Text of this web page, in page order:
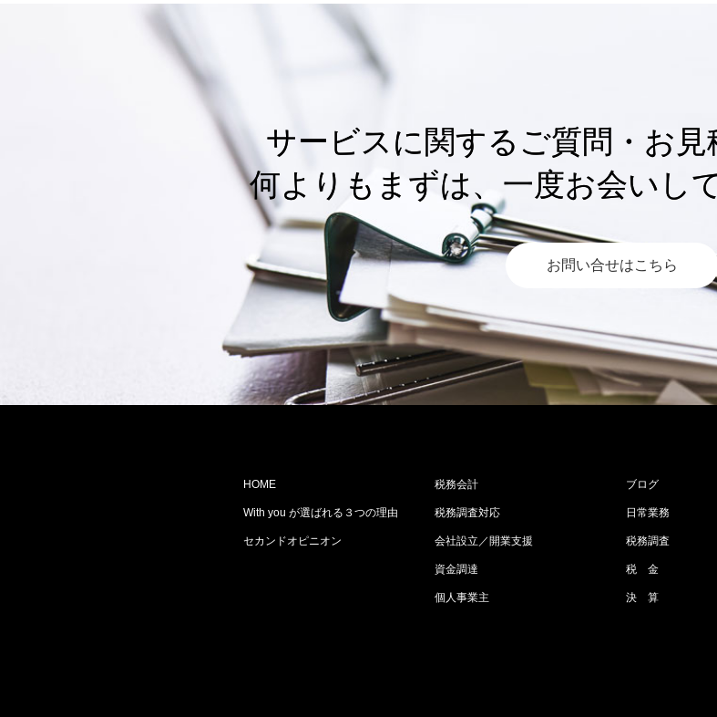
サービスに関するご質問・お見
何よりもまずは、一度お会いし
お問い合せはこちら
HOME
With you が選ばれる３つの理由
セカンドオピニオン
税務会計
税務調査対応
会社設立／開業支援
資金調達
個人事業主
ブログ
日常業務
税務調査
税 金
決 算